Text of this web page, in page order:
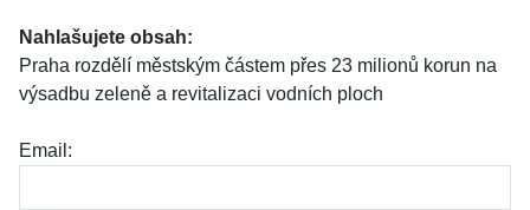
Nahlašujete obsah:
Praha rozdělí městským částem přes 23 milionů korun na
výsadbu zeleně a revitalizaci vodních ploch
Email: